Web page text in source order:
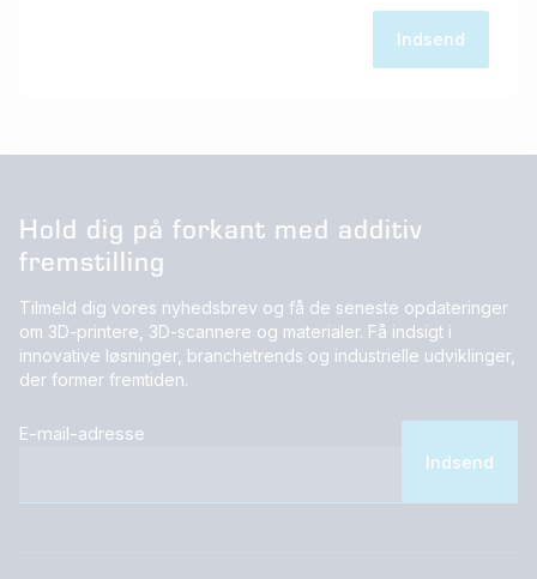
Hold dig på forkant med additiv
fremstilling
Tilmeld dig vores nyhedsbrev og få de seneste opdateringer
om 3D-printere, 3D-scannere og materialer. Få indsigt i
innovative løsninger, branchetrends og industrielle udviklinger,
der former fremtiden.
E-mail-adresse